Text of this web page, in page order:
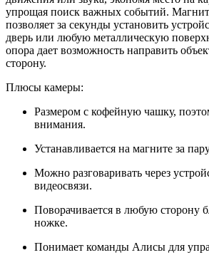
упрощая поиск важных событий.
позволяет за секунды установить
дверь или любую металлическую
опора дает возможность направить
сторону.
Плюсы камеры:
Размером с кофейную чашку,
внимания.
Устанавливается на магните за
Можно разговаривать через
видеосвязи.
Поворачивается в любую сторону
ножке.
Понимает команды Алисы для